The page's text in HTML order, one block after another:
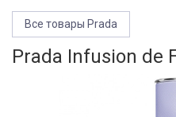
Все товары Prada
Prada Infusion de